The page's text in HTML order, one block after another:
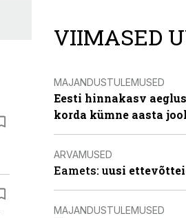
VIIMASED
MAJANDUSTULEMUSED
Eesti hinnakasv
korda kümne aasta
ARVAMUSED
Eamets: uusi
MAJANDUSTULEMUSED